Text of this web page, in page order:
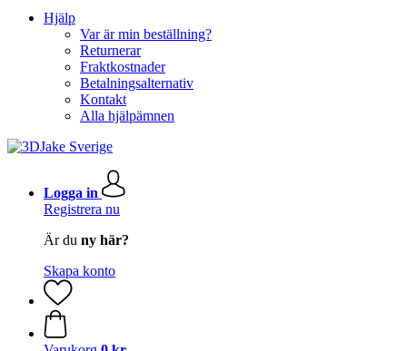
Hjälp
Var är min beställning?
Returnerar
Fraktkostnader
Betalningsalternativ
Kontakt
Alla hjälpämnen
Logga in
Registrera nu
Är du ny här?
Skapa konto